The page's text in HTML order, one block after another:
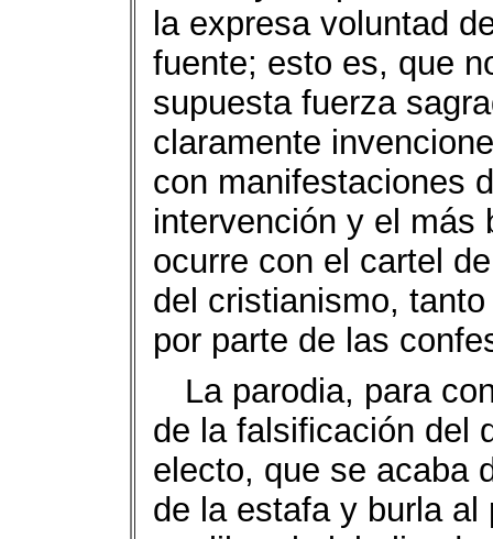
la expresa voluntad
fuente; esto es, que
supuesta fuerza
claramente
con manifestaciones
intervención y el más
ocurre con el cartel
del cristianismo,
por parte de las
La parodia, para
de la falsificación del
electo, que se acaba
de la estafa y burla